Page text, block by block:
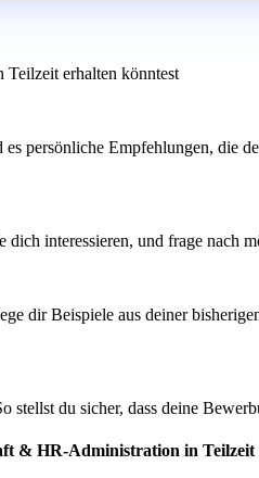
erhalten könntest
Empfehlungen, die
interessieren, und frage nach
dir Beispiele aus deiner
du sicher, dass deine
& HR-Administration in